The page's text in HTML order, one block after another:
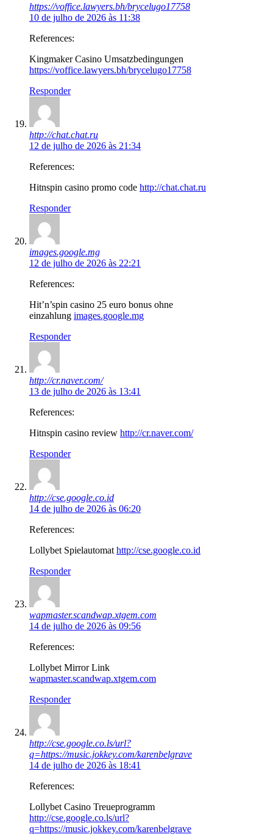
https://voffice.lawyers.bh/brycelugo17758
10 de julho de 2026 às 11:38
References:
Kingmaker Casino Umsatzbedingungen
https://voffice.lawyers.bh/brycelugo17758
Responder
http://chat.chat.ru
12 de julho de 2026 às 21:34
References:
Hitnspin casino promo code http://chat.chat.ru
Responder
images.google.mg
12 de julho de 2026 às 22:21
References:
Hit’n’spin casino 25 euro bonus ohne
einzahlung images.google.mg
Responder
http://cr.naver.com/
13 de julho de 2026 às 13:41
References:
Hitnspin casino review http://cr.naver.com/
Responder
http://cse.google.co.id
14 de julho de 2026 às 06:20
References:
Lollybet Spielautomat http://cse.google.co.id
Responder
wapmaster.scandwap.xtgem.com
14 de julho de 2026 às 09:56
References:
Lollybet Mirror Link
wapmaster.scandwap.xtgem.com
Responder
http://cse.google.co.ls/url?
q=https://music.jokkey.com/karenbelgrave
14 de julho de 2026 às 18:41
References:
Lollybet Casino Treueprogramm
http://cse.google.co.ls/url?
q=https://music.jokkey.com/karenbelgrave